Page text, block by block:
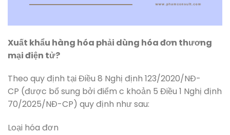
Xuất khẩu hàng hóa phải dùng hóa đơn thương
mại điện tử?
Theo quy định tại Điều 8 Nghị định 123/2020/NĐ-
CP (được bổ sung bởi điểm c khoản 5 Điều 1 Nghị định
70/2025/NĐ-CP) quy định như sau:
Loại hóa đơn